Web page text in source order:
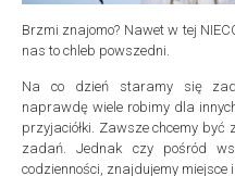
Brzmi znajomo? Nawet w tej
nas to chleb powszedni.
Na co dzień staramy się
naprawdę wiele robimy dla
przyjaciółki. Zawsze chcemy
zadań. Jednak czy pośród
codzienności, znajdujemy miejsce